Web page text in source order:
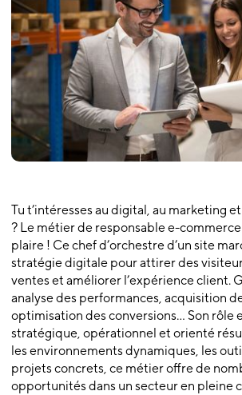
Tu t’intéresses au digital, au marketing
? Le métier de responsable e-
plaire ! Ce chef d’orchestre d’un site
stratégie digitale pour attirer des
ventes et améliorer l’expérience client.
analyse des performances, acquisition
optimisation des conversions… Son rôle
stratégique, opérationnel et orienté
les environnements dynamiques, les
projets concrets, ce métier offre de
opportunités dans un secteur en pleine